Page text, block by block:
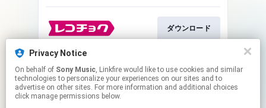
Privacy Notice
On behalf of Sony Music, Linkfire would like to use cookies and similar
technologies to personalize your experiences on our sites and to
advertise on other sites. For more information and additional choices
click manage permissions below.
ダウンロード
ダウンロード